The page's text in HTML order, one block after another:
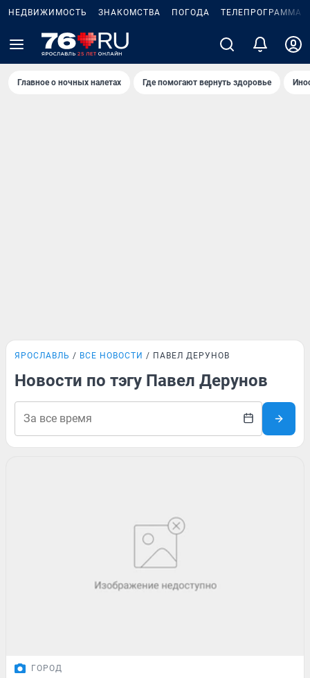
НЕДВИЖИМОСТЬ ЗНАКОМСТВА ПОГОДА ТЕЛЕПРОГРАММА
Главное о ночных налетах Где помогают вернуть здоровье
ЯРОСЛАВЛЬ ВСЕ НОВОСТИ ПАВЕЛ ДЕРУНОВ
Новости по тэгу Павел Дерунов
ГОРОД